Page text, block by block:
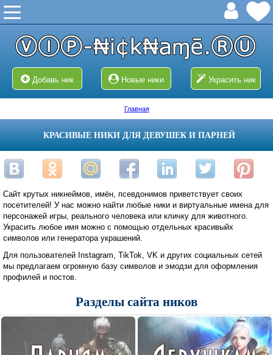
Добавь ник Новые ники Украсить ник
Главная
КРАСИВЫЕ НИКИ ДЛЯ ДЕВУШЕК И ПАРНЕЙ
Сайт крутых никнеймов, имён, псевдонимов приветствует своих
посетителей! У нас можно найти любые ники и виртуальные имена для
персонажей игры, реального человека или кличку для животного.
Украсить любое имя можно с помощью отдельных красивыйх
символов или генератора украшений.
Для пользователей Instagram, TikTok, VK и других социальных сетей
мы предлагаем огромную базу символов и эмодзи для оформления
профилей и постов.
Разделы сайта ников